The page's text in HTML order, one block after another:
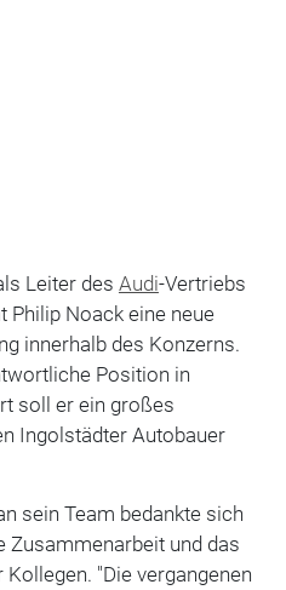
Leiter des Audi-Vertriebs
Philip Noack eine neue
innerhalb des Konzerns.
Position in
soll er ein großes
Ingolstädter Autobauer
sein Team bedankte sich
Zusammenarbeit und das
"Die vergangenen